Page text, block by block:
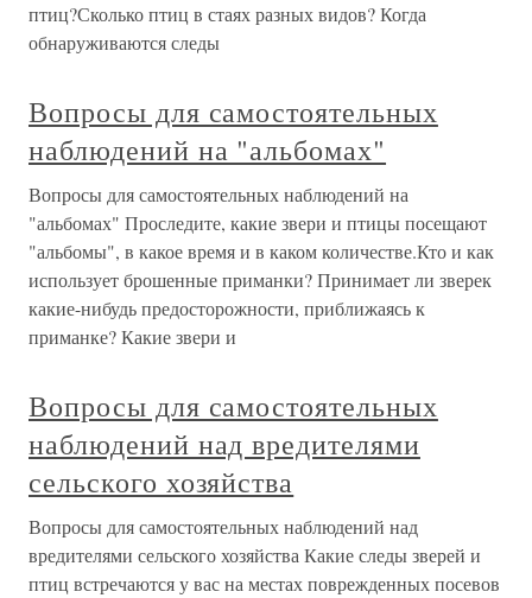
птиц?Сколько птиц в стаях разных видов? Когда
обнаруживаются следы
Вопросы для самостоятельных
наблюдений на "альбомах"
Вопросы для самостоятельных наблюдений на
"альбомах" Проследите, какие звери и птицы посещают
"альбомы", в какое время и в каком количестве.Кто и как
использует брошенные приманки? Принимает ли зверек
какие-нибудь предосторожности, приближаясь к
приманке? Какие звери и
Вопросы для самостоятельных
наблюдений над вредителями
сельского хозяйства
Вопросы для самостоятельных наблюдений над
вредителями сельского хозяйства Какие следы зверей и
птиц встречаются у вас на местах поврежденных посевов